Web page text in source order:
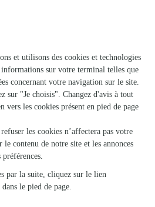
pour tenir…
tenir toute la journée dans un
pour la fête des pères, livraison
téléphonique au destinataire